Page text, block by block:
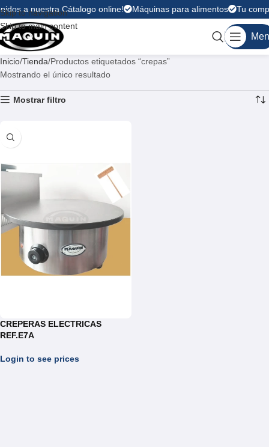
Skip to navigation
Skip to main content
a nuestra Cátalogo online! Máquinas para alimentos Tu
Inicio Tienda Productos etiquetados “crepas”
Mostrando el único resultado
Mostrar filtro
CREPERAS ELECTRICAS
REF.E7A
Login to see prices